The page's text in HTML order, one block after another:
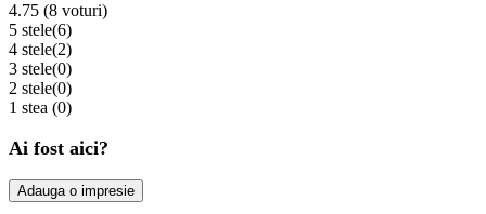
4.75 (8 voturi)
5 stele(6)
4 stele(2)
3 stele(0)
2 stele(0)
1 stea (0)
Ai fost aici?
Adauga o impresie